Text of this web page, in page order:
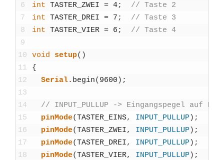
6
7
8
9
10
11
12
13
14
15
16
17
18
int TASTER_ZWEI = 4;
// Tas­te 2
int TASTER_DREI = 7 ;
// Tas­te 3
int TASTER_VIER = 6 ; // Tas­te 4
void set­up( )
{
Seri­al. begin( 9600 ) ;
// INPUT_PULLUP -> Ein­gangs­pe­gel auf
pin­Mo­de(TASTER_EINS, INPUT_PULLUP) ;
pin­Mo­de(TASTER_ZWEI, INPUT_PULLUP) ;
pin­Mo­de(TASTER_DREI, INPUT_PULLUP) ;
pin­Mo­de(TASTER_VIER, INPUT_PULLUP) ;